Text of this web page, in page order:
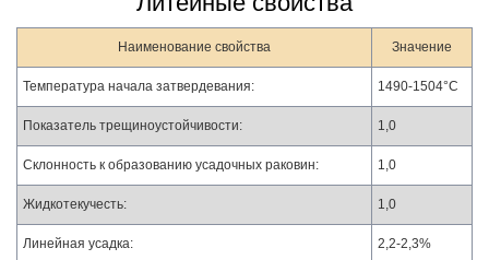
Наименование свойства Значение
Температура начала затвердевания: 1490-1504°С
Показатель трещиноустойчивости: 1,0
Склонность к образованию усадочных раковин: 1,0
Жидкотекучесть: 1,0
Линейная усадка: 2,2-2,3%